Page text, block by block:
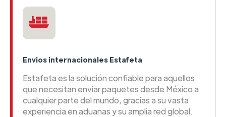
Envios internacionales Estafeta
Estafeta es la solución confiable para aquellos
que necesitan enviar paquetes desde México a
cualquier parte del mundo, gracias a su vasta
experiencia en aduanas y su amplia red global.